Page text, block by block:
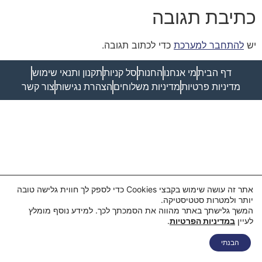
כתיבת תגובה
יש להתחבר למערכת כדי לכתוב תגובה.
דף הביתמי אנחנו החנותסל קניותתקנון ותנאי שימוש
מדיניות פרטיותמדיניות משלוחים הצהרת נגישותצור קשר
אתר זה עושה שימוש בקבצי Cookies כדי לספק לך חווית גלישה טובה
יותר ולמטרות סטטיסטיקה.
המשך גלישתך באתר מהווה את הסמכתך לכך. למידע נוסף מומלץ
לעיין במדיניות הפרטיות.
הבנתי